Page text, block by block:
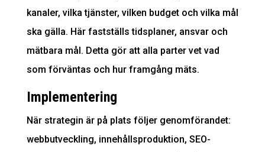
kanaler, vilka tjänster, vilken budget och vilka mål
ska gälla. Här fastställs tidsplaner, ansvar och
mätbara mål. Detta gör att alla parter vet vad
som förväntas och hur framgång mäts.
Implementering
När strategin är på plats följer genomförandet:
webbutveckling, innehållsproduktion, SEO-